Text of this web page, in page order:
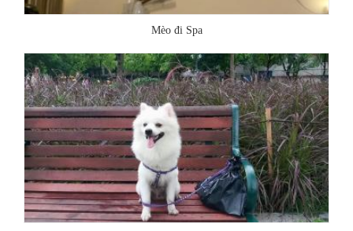
Mèo đi Spa